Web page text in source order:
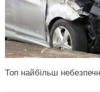
Топ найбільш